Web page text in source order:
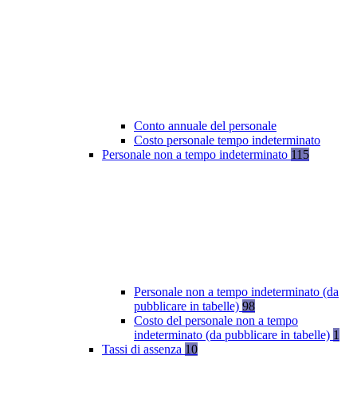
Conto annuale del personale
Costo personale tempo indeterminato
Personale non a tempo indeterminato 115
Personale non a tempo indeterminato (da
pubblicare in tabelle) 98
Costo del personale non a tempo
indeterminato (da pubblicare in tabelle) 1
Tassi di assenza 10